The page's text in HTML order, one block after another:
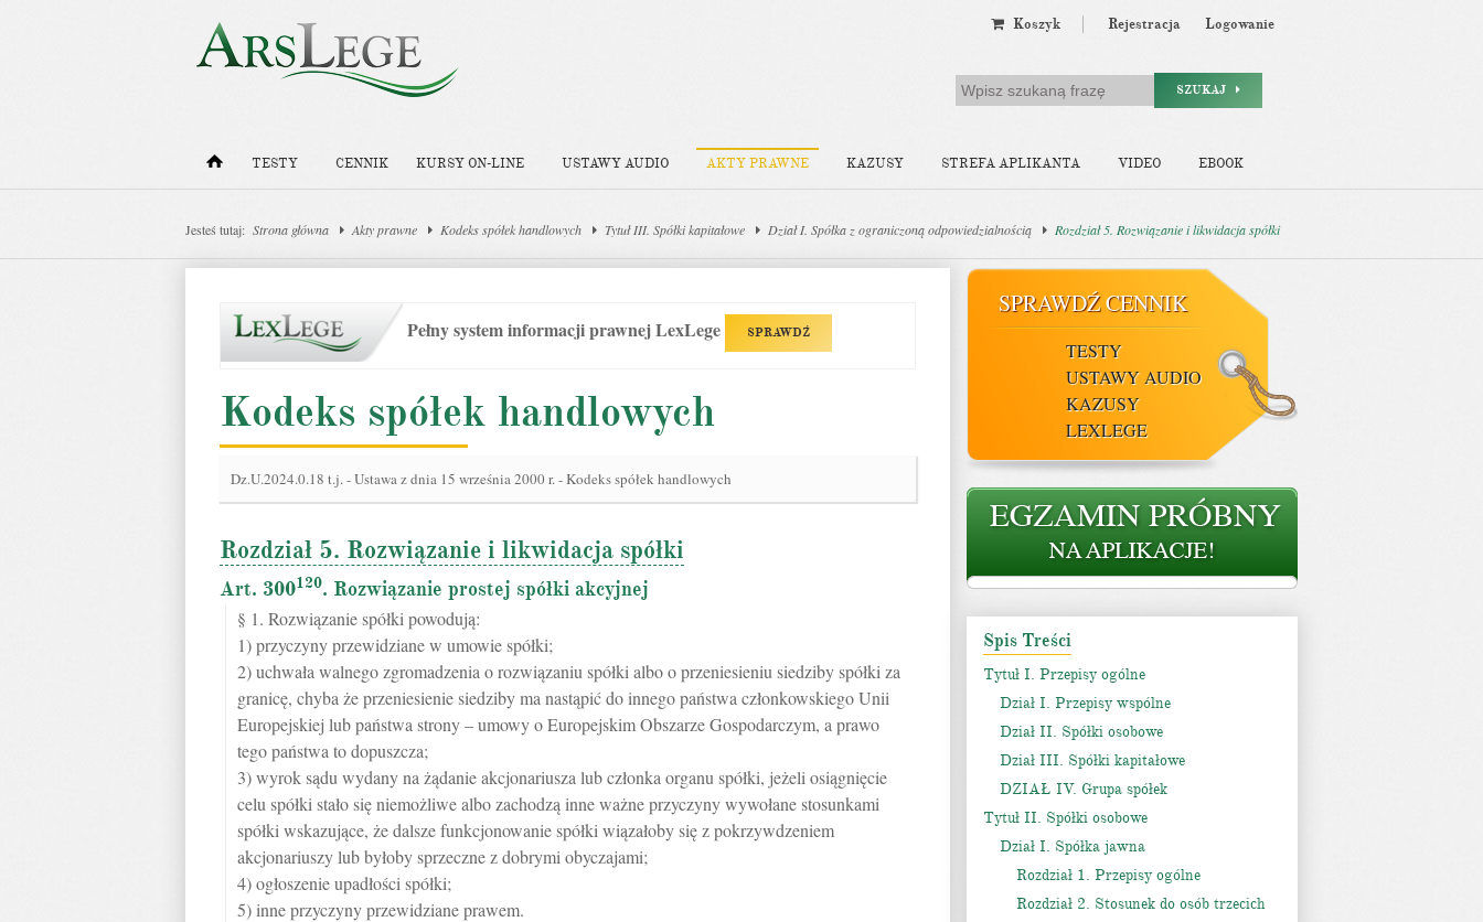
Koszyk Rejestracja Logowanie
SZUKAJ
TESTY CENNIK KURSY ON-LINE USTAWY AUDIO AKTY PRAWNE KAZUSY STREFA APLIKANTA VIDEO EBOOK
Jesteś tutaj: Strona główna Akty prawne Kodeks spółek handlowych Tytuł III. Spółki kapitałowe Dział I. Spółka z ograniczoną odpowiedzialnością Rozdział 5. Rozwiązanie i likwidacja spółki
Pełny system informacji prawnej LexLege SPRAWDŹ
Kodeks spółek handlowych
Dz.U.2024.0.18 t.j.-Ustawa z dnia 15 września 2000 r. - Kodeks spółek handlowych
Rozdział 5. Rozwiązanie i likwidacja spółki
Art. 300120. Rozwiązanie prostej spółki akcyjnej
§ 1. Rozwiązanie spółki powodują:
1) przyczyny przewidziane w umowie spółki;
2) uchwała walnego zgromadzenia o rozwiązaniu spółki albo o przeniesieniu siedziby spółki za
granicę, chyba że przeniesienie siedziby ma nastąpić do innego państwa członkowskiego Unii
Europejskiej lub państwa strony – umowy o Europejskim Obszarze Gospodarczym, a prawo
tego państwa to dopuszcza;
3) wyrok sądu wydany na żądanie akcjonariusza lub członka organu spółki, jeżeli osiągnięcie
celu spółki stało się niemożliwe albo zachodzą inne ważne przyczyny wywołane stosunkami
spółki wskazujące, że dalsze funkcjonowanie spółki wiązałoby się z pokrzywdzeniem
akcjonariuszy lub byłoby sprzeczne z dobrymi obyczajami;
4) ogłoszenie upadłości spółki;
5) inne przyczyny przewidziane prawem.
SPRAWDŹ CENNIK
TESTY
USTAWY AUDIO
KAZUSY
LEXLEGE
Spis Treści
Tytuł I. Przepisy ogólne
Dział I. Przepisy wspólne
Dział II. Spółki osobowe
Dział III. Spółki kapitałowe
DZIAŁ IV. Grupa spółek
Tytuł II. Spółki osobowe
Dział I. Spółka jawna
Rozdział 1. Przepisy ogólne
Rozdział 2. Stosunek do osób trzecich